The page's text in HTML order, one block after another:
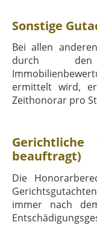
Sonstige
Bei allen
durch den
ermittelt wird,
Zeithonorar pro
beauftragt)
Die
immer nach